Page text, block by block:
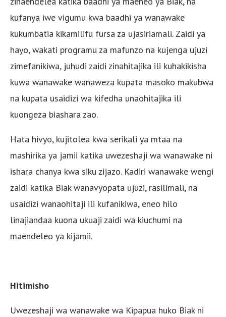
kufanya iwe vigumu kwa baadhi ya wanawake
kukumbatia kikamilifu fursa za ujasiriamali. Zaidi ya
hayo, wakati programu za mafunzo na kujenga ujuzi
zimefanikiwa, juhudi zaidi zinahitajika ili kuhakikisha
kuwa wanawake wanaweza kupata masoko makubwa
na kupata usaidizi wa kifedha unaohitajika ili
kuongeza biashara zao.
Hata hivyo, kujitolea kwa serikali ya mtaa na
mashirika ya jamii katika uwezeshaji wa wanawake ni
ishara chanya kwa siku zijazo. Kadiri wanawake wengi
zaidi katika Biak wanavyopata ujuzi, rasilimali, na
usaidizi wanaohitaji ili kufanikiwa, eneo hilo
linajiandaa kuona ukuaji zaidi wa kiuchumi na
maendeleo ya kijamii.
Hitimisho
Uwezeshaji wa wanawake wa Kipapua huko Biak ni